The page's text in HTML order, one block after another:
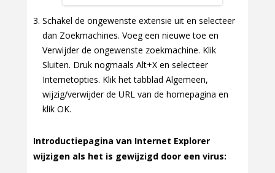
Schakel de ongewenste extensie uit en selecteer
dan Zoekmachines. Voeg een nieuwe toe en
Verwijder de ongewenste zoekmachine. Klik
Sluiten. Druk nogmaals Alt+X en selecteer
Internetopties. Klik het tabblad Algemeen,
wijzig/verwijder de URL van de homepagina en
klik OK.
Introductiepagina van Internet Explorer
wijzigen als het is gewijzigd door een virus: